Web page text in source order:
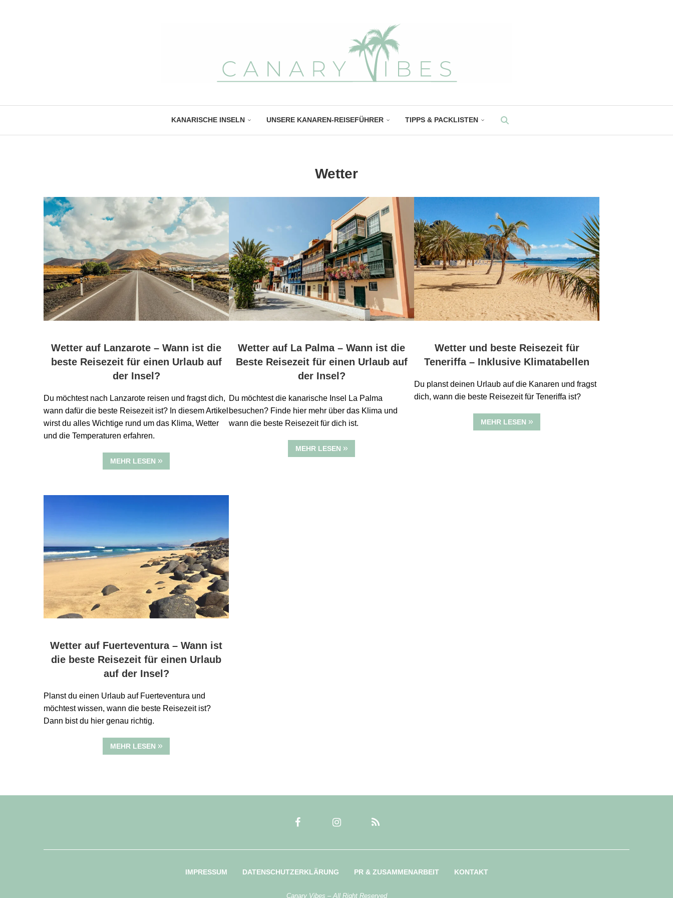
KANARISCHE INSELN UNSERE KANAREN-REISEFÜHRER TIPPS & PACKLISTEN
Wetter
Wetter auf Lanzarote – Wann ist die
beste Reisezeit für einen Urlaub auf
der Insel?
Du möchtest nach Lanzarote reisen und fragst dich,
wann dafür die beste Reisezeit ist? In diesem Artikel
wirst du alles Wichtige rund um das Klima, Wetter
und die Temperaturen erfahren.
MEHR LESEN
Wetter auf La Palma – Wann ist die
Beste Reisezeit für einen Urlaub auf
der Insel?
Du möchtest die kanarische Insel La Palma
besuchen? Finde hier mehr über das Klima und
wann die beste Reisezeit für dich ist.
MEHR LESEN
Wetter und beste Reisezeit für
Teneriffa – Inklusive Klimatabellen
Du planst deinen Urlaub auf die Kanaren und fragst
dich, wann die beste Reisezeit für Teneriffa ist?
MEHR LESEN
Wetter auf Fuerteventura – Wann ist
die beste Reisezeit für einen Urlaub
auf der Insel?
Planst du einen Urlaub auf Fuerteventura und
möchtest wissen, wann die beste Reisezeit ist?
Dann bist du hier genau richtig.
MEHR LESEN
IMPRESSUM DATENSCHUTZERKLÄRUNG PR & ZUSAMMENARBEIT KONTAKT
Canary Vibes – All Right Reserved